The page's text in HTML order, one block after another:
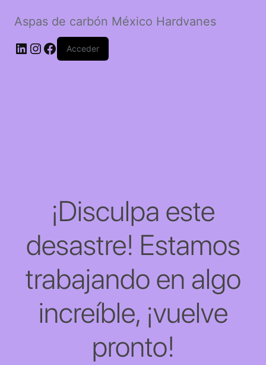
Aspas de carbón México Hardvanes
LinkedIn
Instagram
Facebook
Acceder
¡Disculpa este
desastre! Estamos
trabajando en algo
increíble, ¡vuelve
pronto!